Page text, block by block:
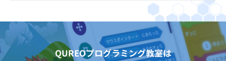
QUREOプログラミング教室は